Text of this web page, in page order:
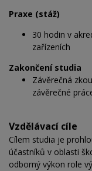
Praxe (stáž)
30 hodin v
zařízeních
Zakončení studia
Závěrečná
závěrečné
Vzdělávací cíle
Cílem studia je
účastníků v oblasti
odborný výkon role